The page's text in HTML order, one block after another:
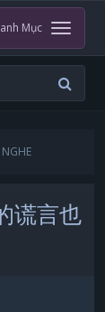
Mục
的谎言也